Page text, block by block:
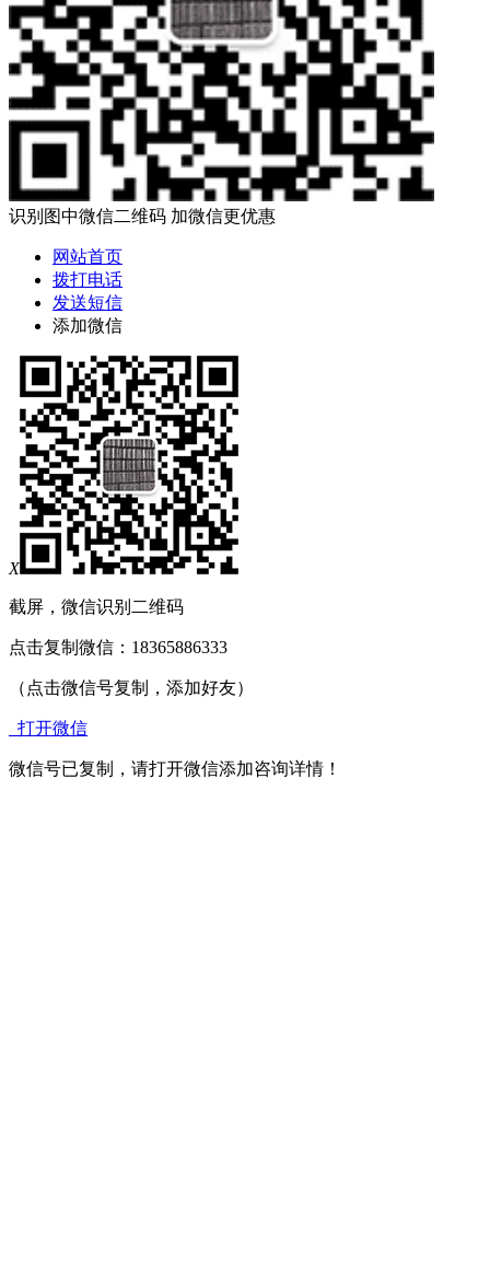
识别图中微信二维码 加微信更优惠
网站首页
拨打电话
发送短信
添加微信
X
截屏，微信识别二维码
点击复制微信：18365886333
（点击微信号复制，添加好友）
打开微信
微信号已复制，请打开微信添加咨询详情！